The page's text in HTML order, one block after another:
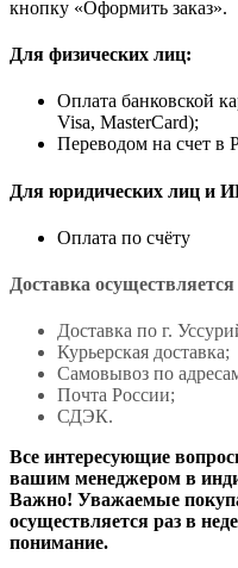
кнопку «Оформить заказ».
Для физических лиц:
Оплата банковской
Visa, MasterCard);
Переводом на счет в
Для юридических лиц и
Оплата по счёту
Доставка
Доставка по г.
Курьерская доставка;
Самовывоз по
Почта России;
СДЭК.
Все интересующие
вашим менеджером в
Важно! Уважаемые
осуществляется раз в
понимание.